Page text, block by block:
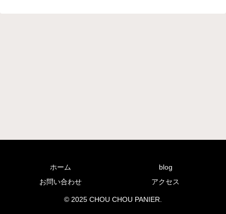
ホーム
blog
お問い合わせ
アクセス
© 2025 CHOU CHOU PANIER.